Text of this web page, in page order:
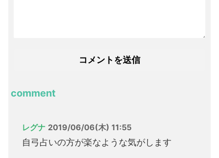
comment
レグナ 2019/06/06(木) 11:55
自弓占いの方が楽なような気がします